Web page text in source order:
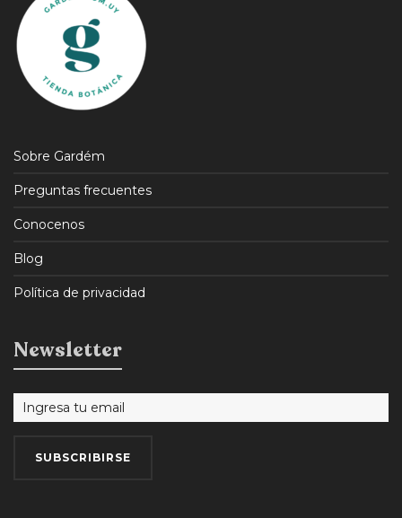
Sobre Gardém
Preguntas frecuentes
Conocenos
Blog
Política de privacidad
Newsletter